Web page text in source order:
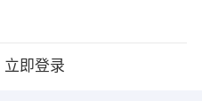
立即登录